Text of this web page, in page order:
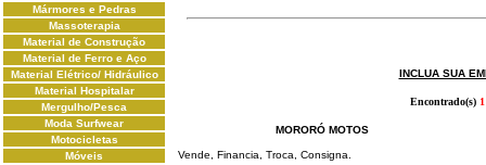
Mármores e Pedras
Massoterapia
Material de Construção
Material de Ferro e Aço
Material Elétrico/ Hidráulico
Material Hospitalar
Mergulho/Pesca
Moda Surfwear
Motocicletas
Móveis
INCLUA SUA
Encontrado(s)1
MORORÓ MOTOS
Vende, Financia, Troca, Consigna.